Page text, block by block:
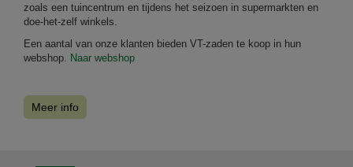
zoals een tuincentrum en tijdens het seizoen in supermarkten en
doe-het-zelf winkels.
Een aantal van onze klanten bieden VT-zaden te koop in hun
webshop. Naar webshop
Meer info